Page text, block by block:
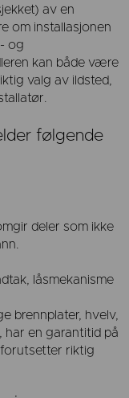
av en
om installasjonen
og
kan både være
valg av ildsted,
følgende
deler som ikke
låsmekanisme
brennplater, hvelv,
har en garantitid på
riktig